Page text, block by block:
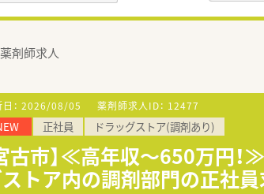
剤師求人
： 2026/08/05 薬剤師求人ID： 12477
正社員 ドラッグストア(調剤あり)
古市】≪高年収～650万円！
トア内の調剤部門の正社